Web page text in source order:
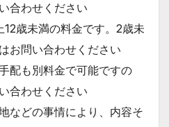
合わせください
歳未満の料金です。2歳未
お問い合わせください
配も別料金で可能ですの
合わせください
などの事情により、内容そ